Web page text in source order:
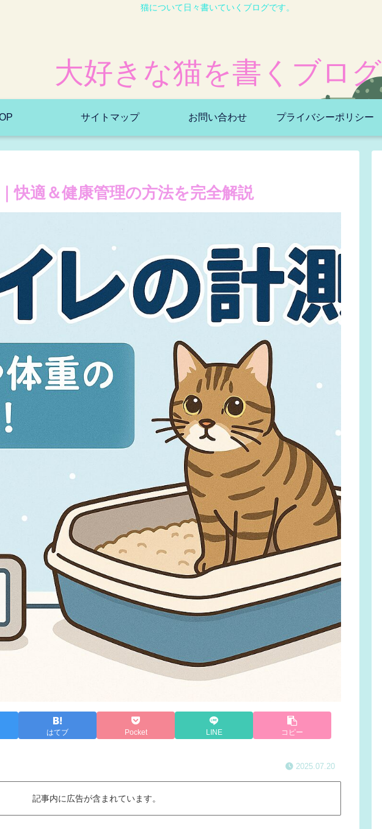
猫について日々書いていくブログです。
大好きな猫を書くブログ
サイトマップ お問い合わせ プライバシーポリシー
快適＆健康管理の方法を完全解説
はてブ Pocket LINE コピー
2025.07.20
記事内に広告が含まれています。